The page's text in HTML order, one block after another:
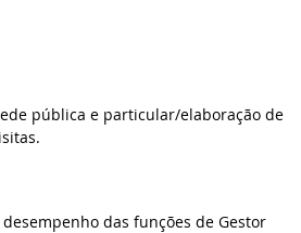
pública e particular/elaboração de
das funções de Gestor